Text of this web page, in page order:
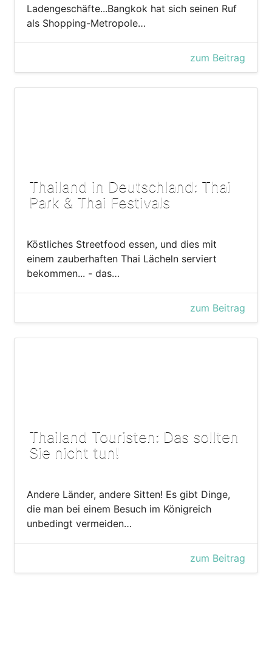
Ladengeschäfte...Bangkok hat sich seinen Ruf
als Shopping-Metropole…
zum Beitrag
Thailand in Deutschland: Thai
Park & Thai Festivals
Köstliches Streetfood essen, und dies mit
einem zauberhaften Thai Lächeln serviert
bekommen... - das…
zum Beitrag
Thailand Touristen: Das sollten
Sie nicht tun!
Andere Länder, andere Sitten! Es gibt Dinge,
die man bei einem Besuch im Königreich
unbedingt vermeiden…
zum Beitrag